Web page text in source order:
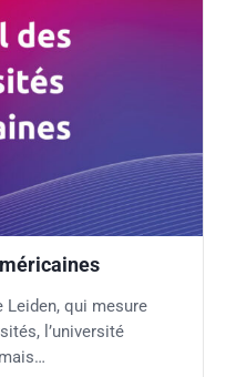
Leiden, qui mesure
l’université